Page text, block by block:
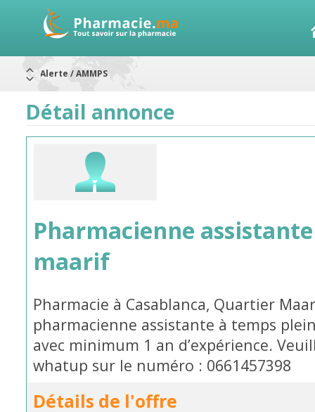
Alerte / AMMPS
Nouveau : Déclaration d'effets indésirables
ARRÊT DE COMMERCIALISATION
RAPPELS DE LOTS
Rappel de lots : préparations lactées
Détail annonce
Pharmacienne
maarif
Pharmacie à Casablanca, Quartier
pharmacienne assistante à temps
avec minimum 1 an d’expérience.
whatup sur le numéro : 0661457398
Détails de l'offre